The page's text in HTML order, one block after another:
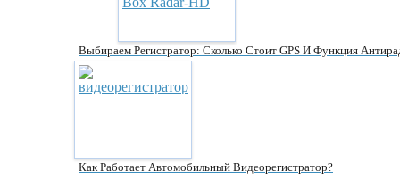
Выбираем Регистратор: Сколько Стоит GPS И Функция
Как Работает Автомобильный Видеорегистратор?